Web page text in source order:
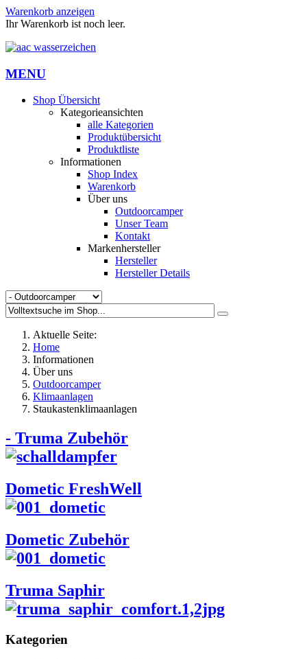
Warenkorb anzeigen
Ihr Warenkorb ist noch leer.
MENU
Shop Übersicht
Kategorieansichten
alle Kategorien
Produktübersicht
Produktliste
Informationen
Shop Index
Warenkorb
Über uns
Outdoorcamper
Unser Team
Kontakt
Markenhersteller
Hersteller
Hersteller Details
Aktuelle Seite:
Home
Informationen
Über uns
Outdoorcamper
Klimaanlagen
Staukastenklimaanlagen
- Truma Zubehör
Dometic FreshWell
Dometic Zubehör
Truma Saphir
Kategorien